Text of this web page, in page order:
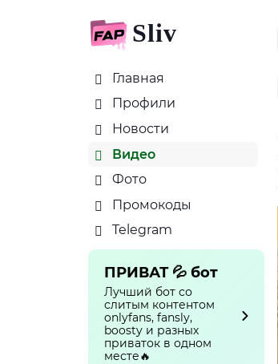
Sliv
Главная
Профили
Новости
Видео
Фото
Промокоды
Telegram
ПРИВАТ 💦 бот
Лучший бот со
слитым контентом
onlyfans, fansly,
boosty и разных
приваток в одном
месте🔥